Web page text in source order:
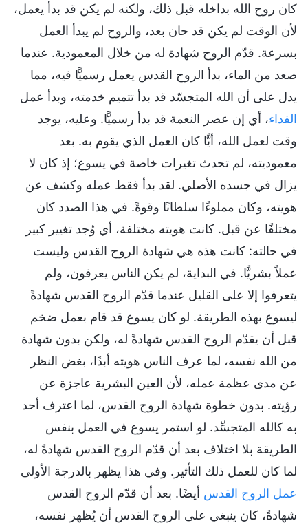
كان روح الله بداخله قبل ذلك، ولكنه لم يكن قد بدأ يعمل،
لأن الوقت لم يكن قد حان بعد، والروح لم يبدأ العمل
بسرعة. قدّم الروح شهادة له من خلال المعمودية. عندما
صعد من الماء، بدأ الروح القدس يعمل رسميًّا فيه، مما
يدل على أن الله المتجسّد قد بدأ تتميم خدمته، وبدأ عمل
الفداء، أي إن عصر النعمة قد بدأ رسميًّا. وعليه، يوجد
وقت لعمل الله، أيًّا كان العمل الذي يقوم به. بعد
معموديته، لم تحدث تغيرات خاصة في يسوع؛ إذ كان لا
يزال في جسده الأصلي. لقد بدأ فقط عمله وكشف عن
هويته، وكان مملوءًا سلطانًا وقوةً. في هذا الصدد كان
مختلفًا عن قبل. كانت هويته مختلفة، أي وُجد تغيير كبير
في حالته: كانت هذه هي شهادة الروح القدس وليست
عملاً بشريًّا. في البداية، لم يكن الناس يعرفون، ولم
يتعرفوا إلا على القليل عندما قدّم الروح القدس شهادةً
ليسوع بهذه الطريقة. لو كان يسوع قد قام بعمل ضخم
قبل أن يقدّم الروح القدس شهادةً له، ولكن بدون شهادة
من الله نفسه، لما عرف الناس هويته أبدًا، بغض النظر
عن مدى عظمة عمله، لأن العين البشرية عاجزة عن
رؤيته. بدون خطوة شهادة الروح القدس، لما اعترف أحد
به كالله المتجسِّد. لو استمر يسوع في العمل بنفس
الطريقة بلا اختلاف بعد أن قدّم الروح القدس شهادةً له،
لما كان للعمل ذلك التأثير. وفي هذا يظهر بالدرجة الأولى
عمل الروح القدس أيضًا. بعد أن قدّم الروح القدس
شهادةً، كان ينبغي على الروح القدس أن يُظهر نفسه،